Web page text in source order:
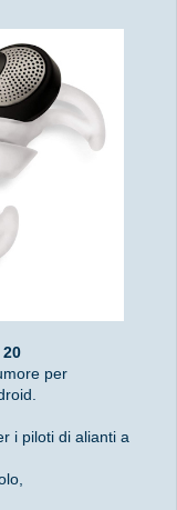
per
i piloti di alianti a